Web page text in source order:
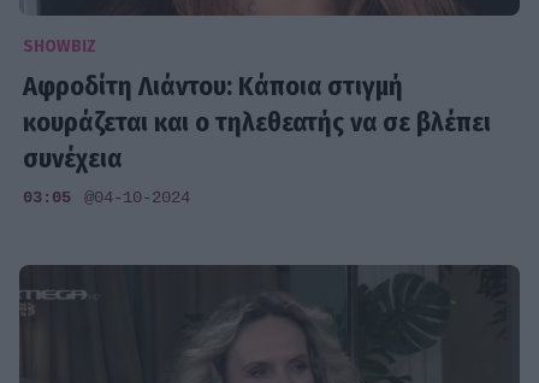
SHOWBIZ
Αφροδίτη Λιάντου: Κάποια στιγμή
κουράζεται και ο τηλεθεατής να σε βλέπει
συνέχεια
03:05 @04-10-2024